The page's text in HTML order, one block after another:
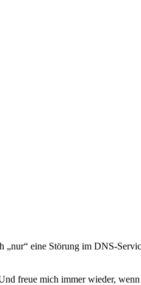
eine Störung im DNS-
freue mich immer wieder,